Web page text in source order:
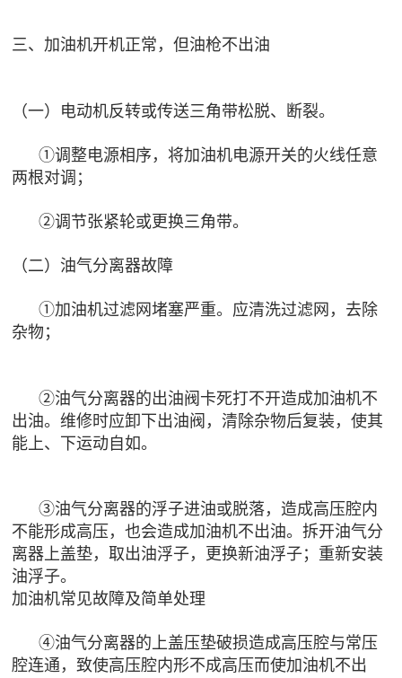
三、加油机开机正常，但油枪不出油
（一）电动机反转或传送三角带松脱、断裂。
①调整电源相序，将加油机电源开关的火线任意
两根对调；
②调节张紧轮或更换三角带。
（二）油气分离器故障
①加油机过滤网堵塞严重。应清洗过滤网，去除
杂物；
②油气分离器的出油阀卡死打不开造成加油机不
出油。维修时应卸下出油阀，清除杂物后复装，使其
能上、下运动自如。
③油气分离器的浮子进油或脱落，造成高压腔内
不能形成高压，也会造成加油机不出油。拆开油气分
离器上盖垫，取出油浮子，更换新油浮子；重新安装
油浮子。
加油机常见故障及简单处理
④油气分离器的上盖压垫破损造成高压腔与常压
腔连通，致使高压腔内形不成高压而使加油机不出